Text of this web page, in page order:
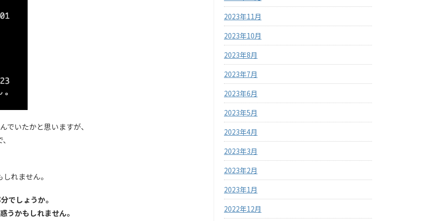
いたかと思いますが、
れません。
でしょうか。
うかもしれません。
2023年11月
2023年10月
2023年8月
2023年7月
2023年6月
2023年5月
2023年4月
2023年3月
2023年2月
2023年1月
2022年12月